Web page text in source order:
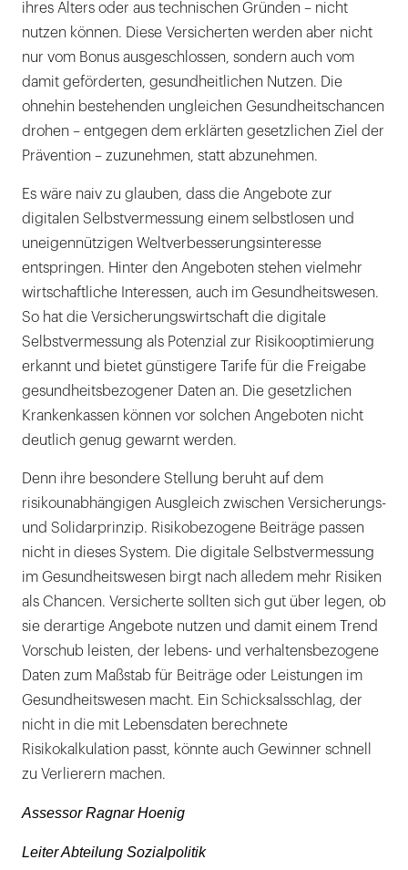
ihres Alters oder aus technischen Gründen – nicht
nutzen können. Diese Versicherten werden aber nicht
nur vom Bonus ausgeschlossen, sondern auch vom
damit geförderten, gesundheitlichen Nutzen. Die
ohnehin bestehenden ungleichen Gesundheitschancen
drohen – entgegen dem erklärten gesetzlichen Ziel der
Prävention – zuzunehmen, statt abzunehmen.
Es wäre naiv zu glauben, dass die Angebote zur
digitalen Selbstvermessung einem selbstlosen und
uneigennützigen Weltverbesserungsinteresse
entspringen. Hinter den Angeboten stehen vielmehr
wirtschaftliche Interessen, auch im Gesundheitswesen.
So hat die Versicherungswirtschaft die digitale
Selbstvermessung als Potenzial zur Risikooptimierung
erkannt und bietet günstigere Tarife für die Freigabe
gesundheitsbezogener Daten an. Die gesetzlichen
Krankenkassen können vor solchen Angeboten nicht
deutlich genug gewarnt werden.
Denn ihre besondere Stellung beruht auf dem
risikounabhängigen Ausgleich zwischen Versicherungs-
und Solidarprinzip. Risikobezogene Beiträge passen
nicht in dieses System. Die digitale Selbstvermessung
im Gesundheitswesen birgt nach alledem mehr Risiken
als Chancen. Versicherte sollten sich gut über legen, ob
sie derartige Angebote nutzen und damit einem Trend
Vorschub leisten, der lebens- und verhaltensbezogene
Daten zum Maßstab für Beiträge oder Leistungen im
Gesundheitswesen macht. Ein Schicksalsschlag, der
nicht in die mit Lebensdaten berechnete
Risikokalkulation passt, könnte auch Gewinner schnell
zu Verlierern machen.
Assessor Ragnar Hoenig
Leiter Abteilung Sozialpolitik